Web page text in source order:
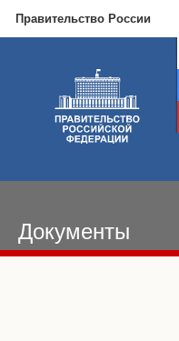
Правительство России
Документы